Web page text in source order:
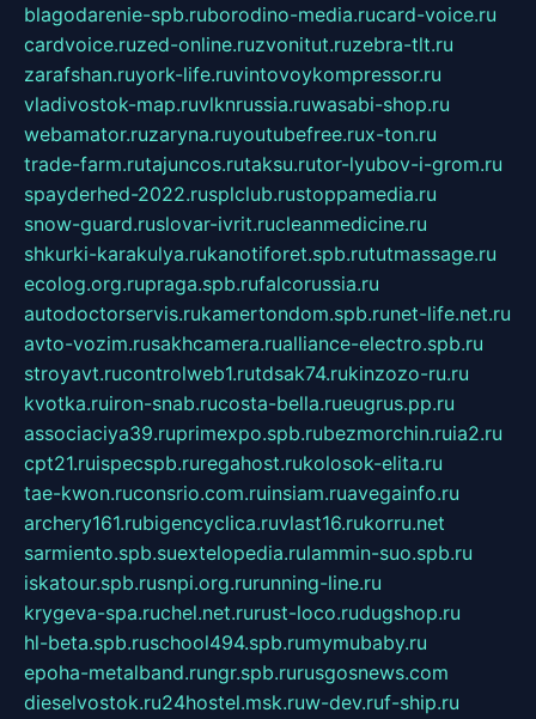
blagodarenie-spb.ruborodino-media.rucard-voice.ru
cardvoice.ruzed-online.ruzvonitut.ruzebra-tlt.ru
zarafshan.ruyork-life.ruvintovoykompressor.ru
vladivostok-map.ruvlknrussia.ruwasabi-shop.ru
webamator.ruzaryna.ruyoutubefree.rux-ton.ru
trade-farm.rutajuncos.rutaksu.rutor-lyubov-i-grom.ru
spayderhed-2022.rusplclub.rustoppamedia.ru
snow-guard.ruslovar-ivrit.rucleanmedicine.ru
shkurki-karakulya.rukanotiforet.spb.rututmassage.ru
ecolog.org.rupraga.spb.rufalcorussia.ru
autodoctorservis.rukamertondom.spb.runet-life.net.ru
avto-vozim.rusakhcamera.rualliance-electro.spb.ru
stroyavt.rucontrolweb1.rutdsak74.rukinzozo-ru.ru
kvotka.ruiron-snab.rucosta-bella.rueugrus.pp.ru
associaciya39.ruprimexpo.spb.rubezmorchin.ruia2.ru
cpt21.ruispecspb.ruregahost.rukolosok-elita.ru
tae-kwon.ruconsrio.com.ruinsiam.ruavegainfo.ru
archery161.rubigencyclica.ruvlast16.rukorru.net
sarmiento.spb.suextelopedia.rulammin-suo.spb.ru
iskatour.spb.rusnpi.org.rurunning-line.ru
krygeva-spa.ruchel.net.rurust-loco.rudugshop.ru
hl-beta.spb.ruschool494.spb.rumymubaby.ru
epoha-metalband.rungr.spb.rurusgosnews.com
dieselvostok.ru24hostel.msk.ruw-dev.ruf-ship.ru